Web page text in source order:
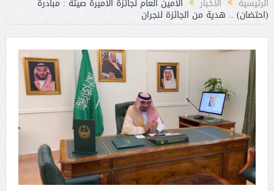
(احتضان) .. هدية من الجائزة لنجران